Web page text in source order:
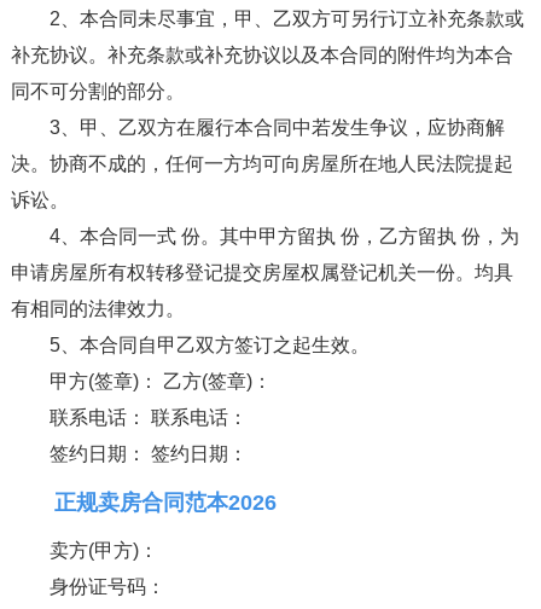
2、本合同未尽事宜，甲、乙双方可另行订立补充条款或
补充协议。补充条款或补充协议以及本合同的附件均为本合
同不可分割的部分。
3、甲、乙双方在履行本合同中若发生争议，应协商解
决。协商不成的，任何一方均可向房屋所在地人民法院提起
诉讼。
4、本合同一式 份。其中甲方留执 份，乙方留执 份，为
申请房屋所有权转移登记提交房屋权属登记机关一份。均具
有相同的法律效力。
5、本合同自甲乙双方签订之起生效。
甲方(签章)： 乙方(签章)：
联系电话： 联系电话：
签约日期： 签约日期：
正规卖房合同范本2026
卖方(甲方)：
身份证号码：